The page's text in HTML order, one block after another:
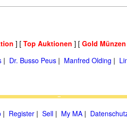
] [ Top Auktionen ] [ Gold
| Dr. Busso Peus | Manfred Olding |
| Register | Sell | My MA |